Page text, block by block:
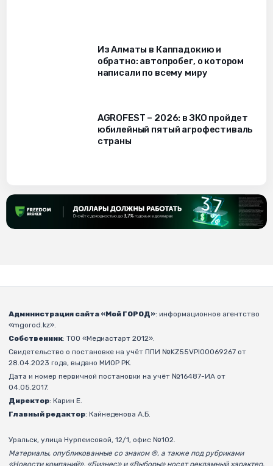
Из Алматы в Каппадокию и
обратно: автопробег, о котором
написали по всему миру
AGROFEST – 2026: в ЗКО пройдет
юбилейный пятый агрофестиваль
страны
Администрация сайта «Мой ГОРОД»: информационное агентство
«mgorod.kz».
Собственник: ТОО «Медиастарт 2012».
Свидетельство о постановке на учёт ППИ №KZ55VPI00069267 от
28.04.2023 года, выдано МИОР РК.
Дата и номер первичной постановки на учёт №16487-ИА от
04.05.2017.
Директор: Карин Е.
Главный редактор: Кайнеденова А.Б.
Уральск, улица Нурпеисовой, 12/1, офис №102.
Материалы, опубликованные со знаком ®, а также под рубриками
«Новости компаний», «Бизнес» и «Выборы» носят рекламный характер.